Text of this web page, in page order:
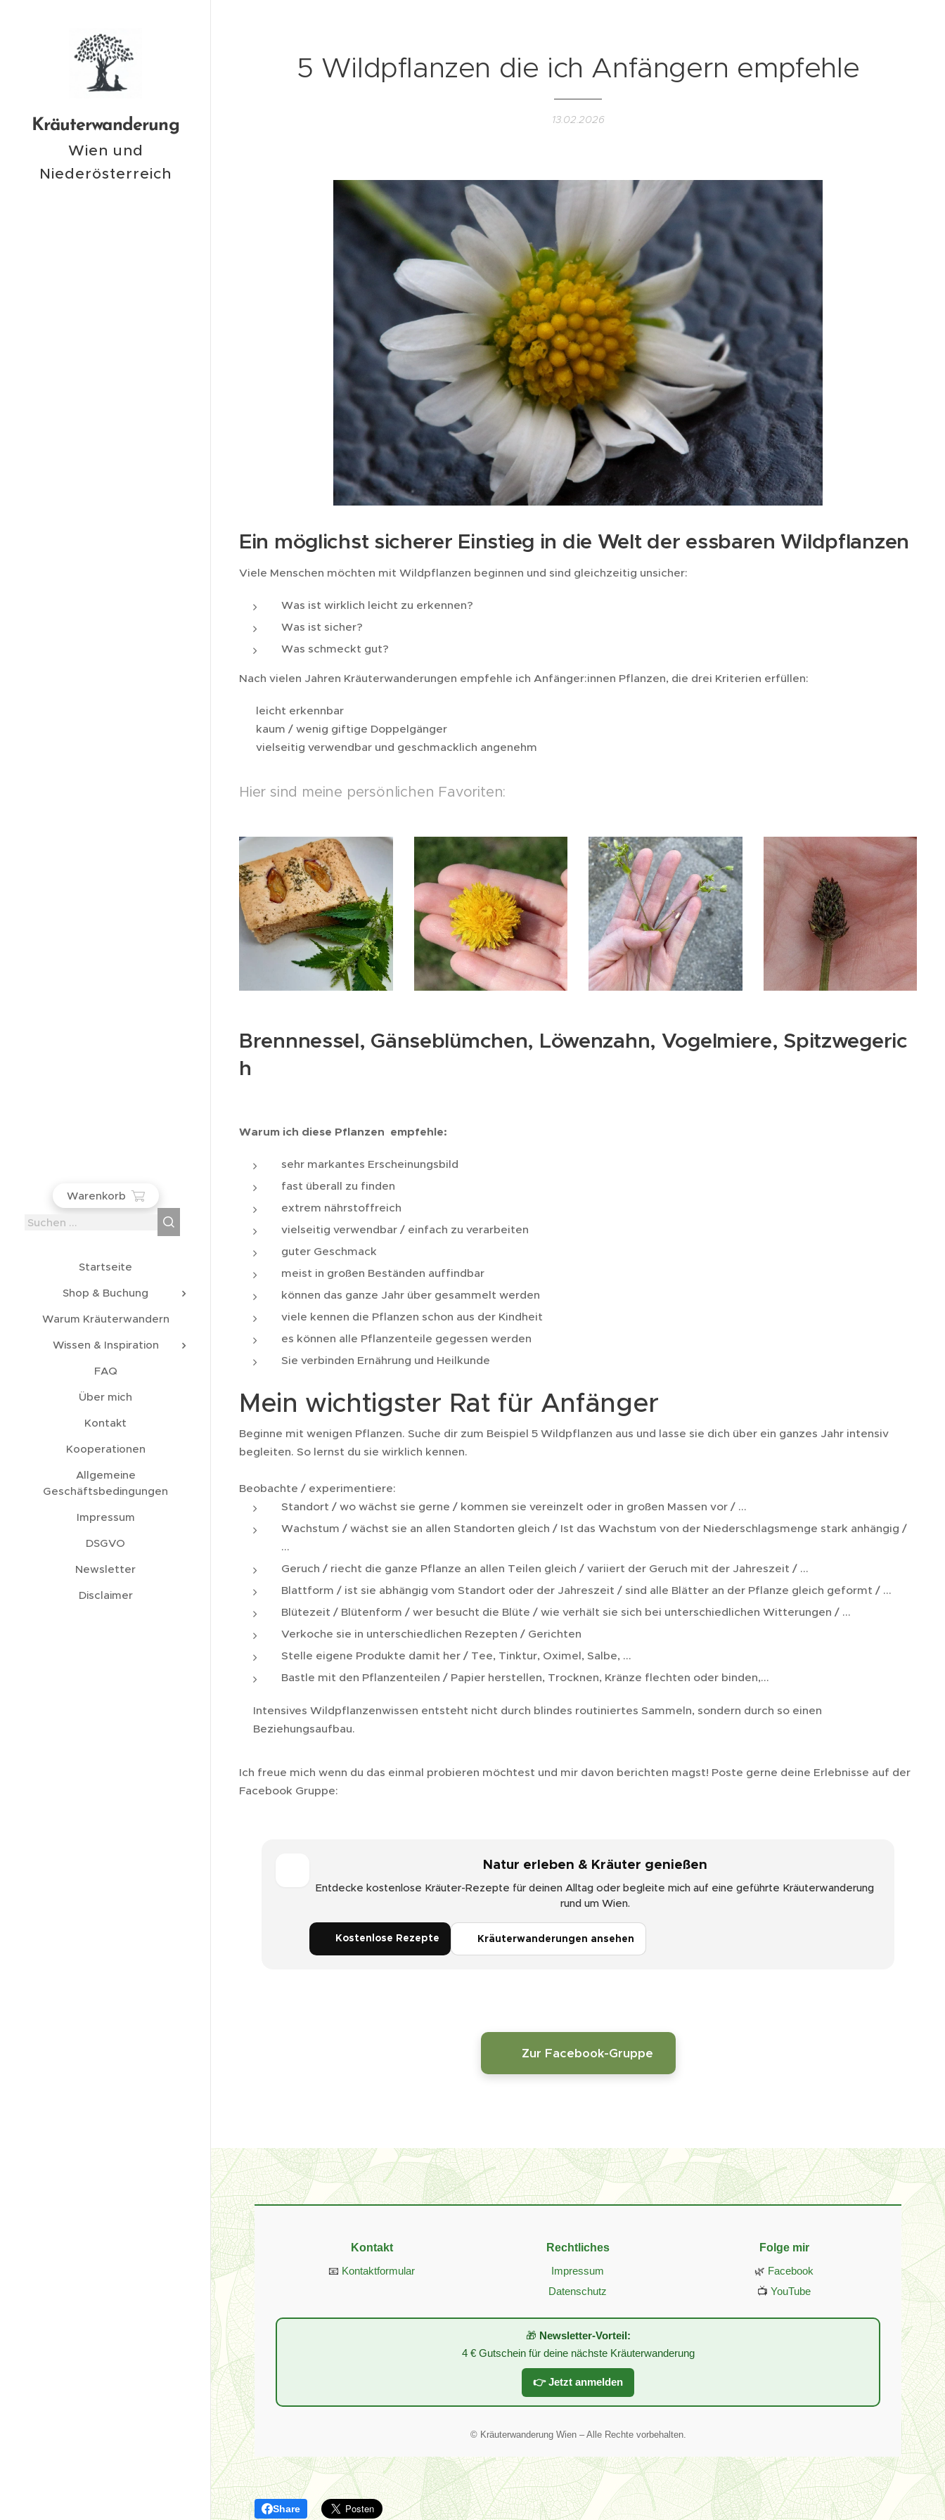
Kräuterwanderung
Wien und
Niederösterreich
Warenkorb
Startseite
Shop & Buchung
Warum Kräuterwandern
Wissen & Inspiration
FAQ
Über mich
Kontakt
Kooperationen
Allgemeine
Geschäftsbedingungen
Impressum
DSGVO
Newsletter
Disclaimer
5 Wildpflanzen die ich Anfängern empfehle
13.02.2026
Ein möglichst sicherer Einstieg in die Welt der essbaren Wildpflanzen
Viele Menschen möchten mit Wildpflanzen beginnen und sind gleichzeitig unsicher:
Was ist wirklich leicht zu erkennen?
Was ist sicher?
Was schmeckt gut?
Nach vielen Jahren Kräuterwanderungen empfehle ich Anfänger:innen Pflanzen, die drei Kriterien erfüllen:
✔️ leicht erkennbar
✔️ kaum / wenig giftige Doppelgänger
✔️ vielseitig verwendbar und geschmacklich angenehm
Hier sind meine persönlichen Favoriten:
Brennnessel, Gänseblümchen, Löwenzahn, Vogelmiere, Spitzwegeric
h
Warum ich diese Pflanzen empfehle:
sehr markantes Erscheinungsbild
fast überall zu finden
extrem nährstoffreich
vielseitig verwendbar / einfach zu verarbeiten
guter Geschmack
meist in großen Beständen auffindbar
können das ganze Jahr über gesammelt werden
viele kennen die Pflanzen schon aus der Kindheit
es können alle Pflanzenteile gegessen werden
Sie verbinden Ernährung und Heilkunde
Mein wichtigster Rat für Anfänger
Beginne mit wenigen Pflanzen. Suche dir zum Beispiel 5 Wildpflanzen aus und lasse sie dich über ein ganzes Jahr intensiv
begleiten. So lernst du sie wirklich kennen.
Beobachte / experimentiere:
Standort / wo wächst sie gerne / kommen sie vereinzelt oder in großen Massen vor / ...
Wachstum / wächst sie an allen Standorten gleich / Ist das Wachstum von der Niederschlagsmenge stark anhängig /
...
Geruch / riecht die ganze Pflanze an allen Teilen gleich / variiert der Geruch mit der Jahreszeit / ...
Blattform / ist sie abhängig vom Standort oder der Jahreszeit / sind alle Blätter an der Pflanze gleich geformt / ...
Blütezeit / Blütenform / wer besucht die Blüte / wie verhält sie sich bei unterschiedlichen Witterungen / ...
Verkoche sie in unterschiedlichen Rezepten / Gerichten
Stelle eigene Produkte damit her / Tee, Tinktur, Oximel, Salbe, ...
Bastle mit den Pflanzenteilen / Papier herstellen, Trocknen, Kränze flechten oder binden,...
Intensives Wildpflanzenwissen entsteht nicht durch blindes routiniertes Sammeln, sondern durch so einen
Beziehungsaufbau.
Ich freue mich wenn du das einmal probieren möchtest und mir davon berichten magst! Poste gerne deine Erlebnisse auf der
Facebook Gruppe:
Natur erleben & Kräuter genießen
Entdecke kostenlose Kräuter-Rezepte für deinen Alltag oder begleite mich auf eine geführte Kräuterwanderung
rund um Wien.
🥣 Kostenlose Rezepte 🌿 Kräuterwanderungen ansehen
👥 Zur Facebook-Gruppe
Kontakt
📧 Kontaktformular
Rechtliches
Impressum
Datenschutz
Folge mir
🌿 Facebook
📺YouTube
🎁 Newsletter-Vorteil:
4 € Gutschein für deine nächste Kräuterwanderung
👉 Jetzt anmelden
© Kräuterwanderung Wien – Alle Rechte vorbehalten.
Share